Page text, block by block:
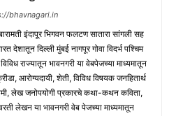
bhavnagari.in
इंदापूर भिगवन फलटण सातारा सांगली सह
देशातून दिल्ली मुंबई नागपूर गोवा विदर्भ पश्चिम
राज्यातून भावनगरी या वेबपेजच्या माध्यमातून
आरोग्यदायी, शेती, विविध विषयक जनहितार्थ
लेख जनोपयोगी प्रकारचे कथा-कथन कविता,
लेखन या भावनगरी वेब पेजच्या माध्यमातून